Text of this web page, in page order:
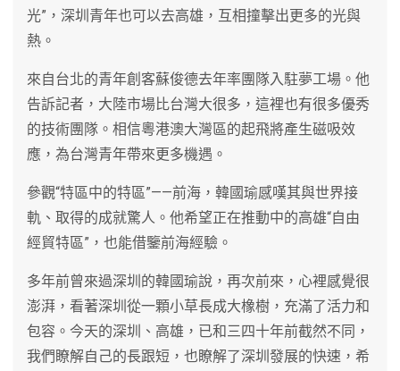
光”，深圳青年也可以去高雄，互相撞擊出更多的光與
熱。
來自台北的青年創客蘇俊德去年率團隊入駐夢工場。他
告訴記者，大陸市場比台灣大很多，這裡也有很多優秀
的技術團隊。相信粵港澳大灣區的起飛將產生磁吸效
應，為台灣青年帶來更多機遇。
參觀“特區中的特區”——前海，韓國瑜感嘆其與世界接
軌、取得的成就驚人。他希望正在推動中的高雄“自由
經貿特區”，也能借鑒前海經驗。
多年前曾來過深圳的韓國瑜說，再次前來，心裡感覺很
澎湃，看著深圳從一顆小草長成大橡樹，充滿了活力和
包容。今天的深圳、高雄，已和三四十年前截然不同，
我們瞭解自己的長跟短，也瞭解了深圳發展的快速，希